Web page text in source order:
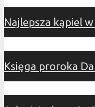
Najlepsza kąpiel w
Księga proroka